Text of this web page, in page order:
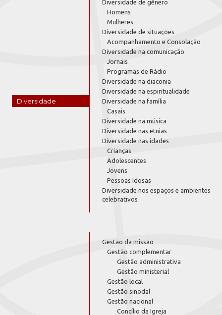
Diversidade
Diversidade de gênero
Homens
Mulheres
Diversidade de situações
Acompanhamento e Consolação
Diversidade na comunicação
Jornais
Programas de Rádio
Diversidade na diaconia
Diversidade na espiritualidade
Diversidade na família
Casais
Diversidade na música
Diversidade nas etnias
Diversidade nas idades
Crianças
Adolescentes
Jovens
Pessoas Idosas
Diversidade nos espaços e ambientes
celebrativos
Gestão da missão
Gestão complementar
Gestão administrativa
Gestão ministerial
Gestão local
Gestão sinodal
Gestão nacional
Concílio da Igreja